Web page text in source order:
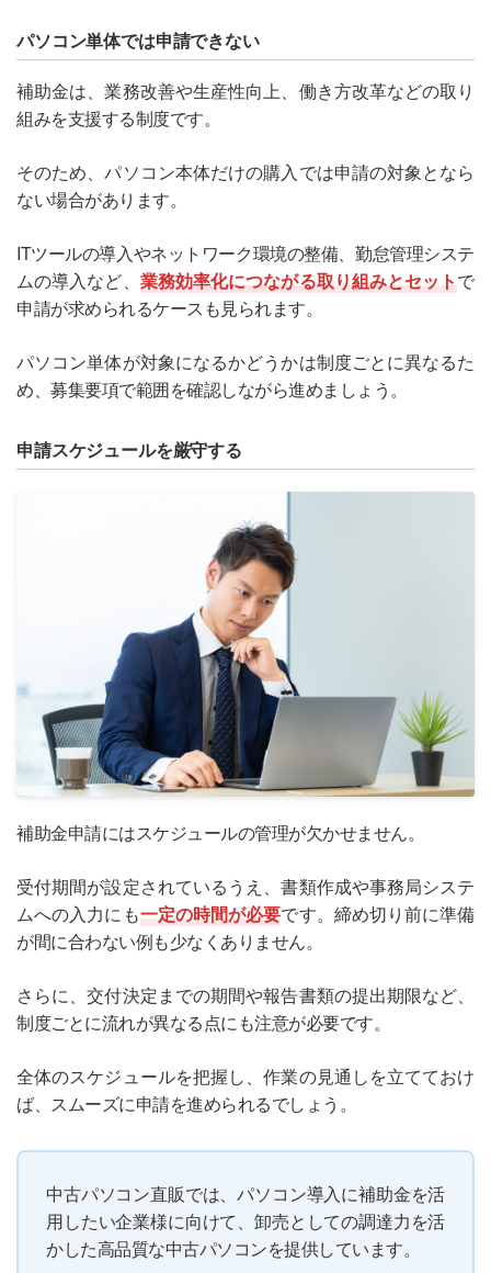
パソコン単体では申請できない
補助金は、業務改善や生産性向上、働き方改革などの取り
組みを支援する制度です。
そのため、パソコン本体だけの購入では申請の対象となら
ない場合があります。
ITツールの導入やネットワーク環境の整備、勤怠管理システ
ムの導入など、 業務効率化につながる取り組みとセットで
申請が求められるケースも見られます。
パソコン単体が対象になるかどうかは制度ごとに異なるた
め、募集要項で範囲を確認しながら進めましょう。
申請スケジュールを厳守する
補助金申請にはスケジュールの管理が欠かせません。
受付期間が設定されているうえ、書類作成や事務局システ
ムへの入力にも一定の時間が必要です。締め切り前に準備
が間に合わない例も少なくありません。
さらに、交付決定までの期間や報告書類の提出期限など、
制度ごとに流れが異なる点にも注意が必要です。
全体のスケジュールを把握し、作業の見通しを立てておけ
ば、スムーズに申請を進められるでしょう。
中古パソコン直販では、パソコン導入に補助金を活
用したい企業様に向けて、卸売としての調達力を活
かした高品質な中古パソコンを提供しています。